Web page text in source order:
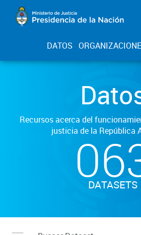
DATOS
Recursos acerca del
justicia de la República
DATASETS